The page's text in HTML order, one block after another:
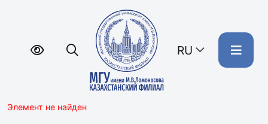
RU
Элемент не найден